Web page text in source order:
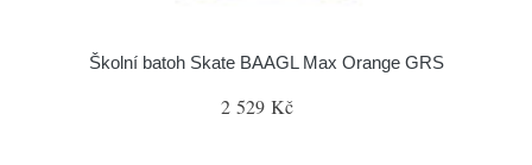
Školní batoh Skate BAAGL Max Orange GRS
2 529 Kč